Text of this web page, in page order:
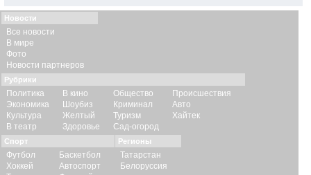
Новости
Все новости
В мире
Фото
Новости партнеров
Рубрики
Политика
Экономика
Культура
В театр
В кино
Шоубиз
Желтый
Здоровье
Общество
Криминал
Туризм
Сад-огород
Происшествия
Авто
Хайтек
Спорт
Футбол
Хоккей
Баскетбол
Автоспорт
Регионы
Татарстан
Белоруссия